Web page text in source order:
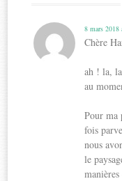
8 mars
Chère
ah ! la,
au
Pour ma
fois
nous
le
manières